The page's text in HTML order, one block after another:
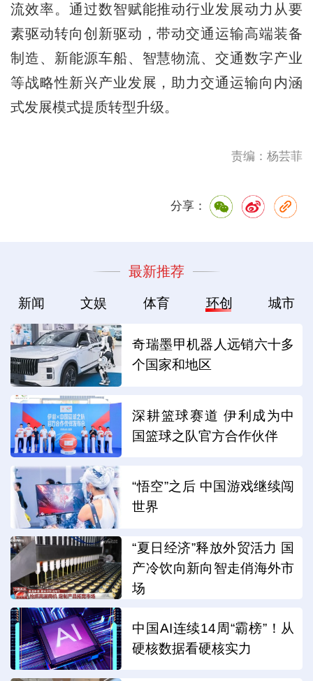
流效率。通过数智赋能推动行业发展动力从要
素驱动转向创新驱动，带动交通运输高端装备
制造、新能源车船、智慧物流、交通数字产业
等战略性新兴产业发展，助力交通运输向内涵
式发展模式提质转型升级。
责编：杨芸菲
分享：
最新推荐
新闻 文娱 体育 环创 城市
奇瑞墨甲机器人远销六十多
个国家和地区
深耕篮球赛道 伊利成为中
国篮球之队官方合作伙伴
“悟空”之后 中国游戏继续闯
世界
“夏日经济”释放外贸活力 国
产冷饮向新向智走俏海外市
场
中国AI连续14周“霸榜”！从
硬核数据看硬核实力